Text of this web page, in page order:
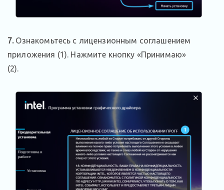
7. Ознакомьтесь с лицензионным соглашением
приложения (1). Нажмите кнопку «Принимаю»
(2).